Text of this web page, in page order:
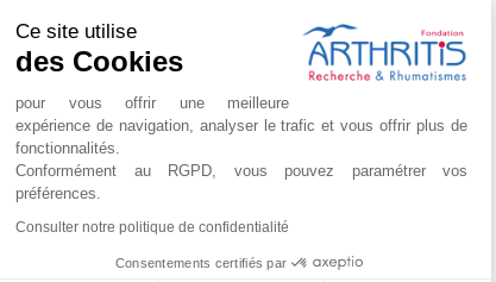
Ce site utilise
des Cookies
pour vous offrir une meilleure
expérience de navigation, analyser le trafic et vous offrir plus de
fonctionnalités.
Conformément au RGPD, vous pouvez paramétrer vos
préférences.
Consulter notre politique de confidentialité
Consentements certifiés par
Arthritis4Cure - Cure-RA
AVR 22 15:01